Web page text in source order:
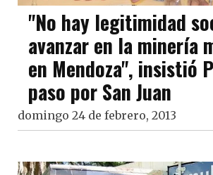
"No hay legitimidad
avanzar en la minería
en Mendoza", insistió
paso por San Juan
domingo 24 de febrero, 2013